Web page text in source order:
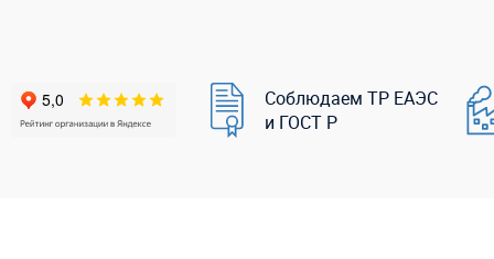
Соблюдаем ТР ЕАЭС
и ГОСТ Р